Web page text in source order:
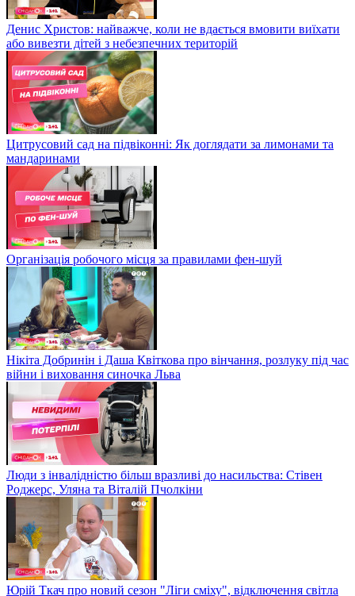
Денис Христов: найважче, коли не вдається вмовити виїхати
або вивезти дітей з небезпечних територій
Цитрусовий сад на підвіконні: Як доглядати за лимонами та
мандаринами
Організація робочого місця за правилами фен-шуй
Нікіта Добринін і Даша Квіткова про вінчання, розлуку під час
війни і виховання синочка Льва
Люди з інвалідністю більш вразливі до насильства: Стівен
Роджерс, Уляна та Віталій Пчолкіни
Юрій Ткач про новий сезон "Ліги сміху", відключення світла